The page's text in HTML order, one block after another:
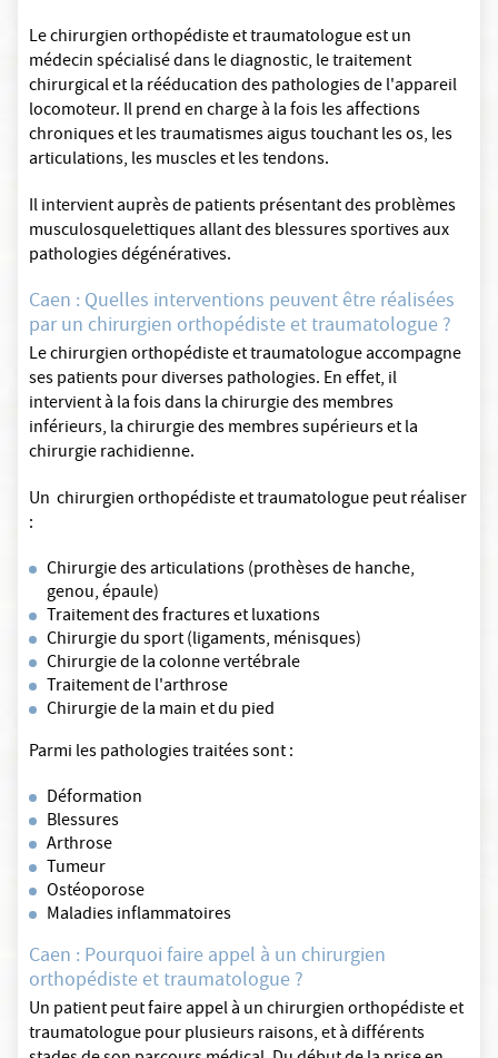
Le chirurgien orthopédiste et traumatologue est un
médecin spécialisé dans le diagnostic, le traitement
chirurgical et la rééducation des pathologies de l'appareil
locomoteur. Il prend en charge à la fois les affections
chroniques et les traumatismes aigus touchant les os, les
articulations, les muscles et les tendons.
Il intervient auprès de patients présentant des problèmes
musculosquelettiques allant des blessures sportives aux
pathologies dégénératives.
Caen : Quelles interventions peuvent être réalisées
par un chirurgien orthopédiste et traumatologue ?
Le chirurgien orthopédiste et traumatologue accompagne
ses patients pour diverses pathologies. En effet, il
intervient à la fois dans la chirurgie des membres
inférieurs, la chirurgie des membres supérieurs et la
chirurgie rachidienne.
Un chirurgien orthopédiste et traumatologue peut réaliser
:
Chirurgie des articulations (prothèses de hanche,
genou, épaule)
Traitement des fractures et luxations
Chirurgie du sport (ligaments, ménisques)
Chirurgie de la colonne vertébrale
Traitement de l'arthrose
Chirurgie de la main et du pied
Parmi les pathologies traitées sont :
Déformation
Blessures
Arthrose
Tumeur
Ostéoporose
Maladies inflammatoires
Caen : Pourquoi faire appel à un chirurgien
orthopédiste et traumatologue ?
Un patient peut faire appel à un chirurgien orthopédiste et
traumatologue pour plusieurs raisons, et à différents